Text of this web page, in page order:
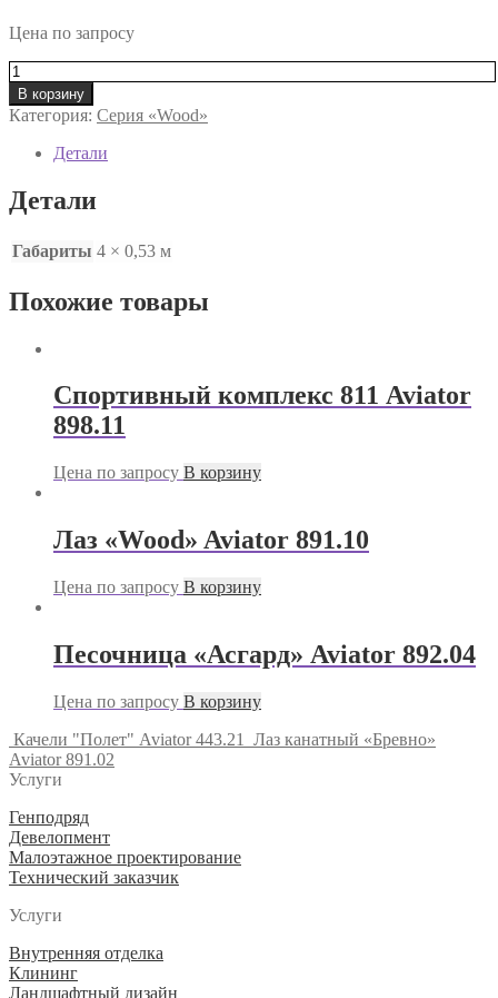
Цена по запросу
Количество
товара
Балансир
«Квадро»
Aviator
исп.
2
В корзину
Категория: Серия «Wood»
Детали
Детали
Габариты 4 × 0,53 м
Похожие товары
Спортивный комплекс 811 Aviator
898.11
Цена по запросу В корзину
Лаз «Wood» Aviator 891.10
Цена по запросу В корзину
Песочница «Асгард» Aviator 892.04
Цена по запросу В корзину
Качели "Полет" Aviator 443.21
Лаз канатный «Бревно»
Aviator 891.02
Услуги
Генподряд
Девелопмент
Малоэтажное проектирование
Технический заказчик
Услуги
Внутренняя отделка
Клининг
Ландшафтный дизайн